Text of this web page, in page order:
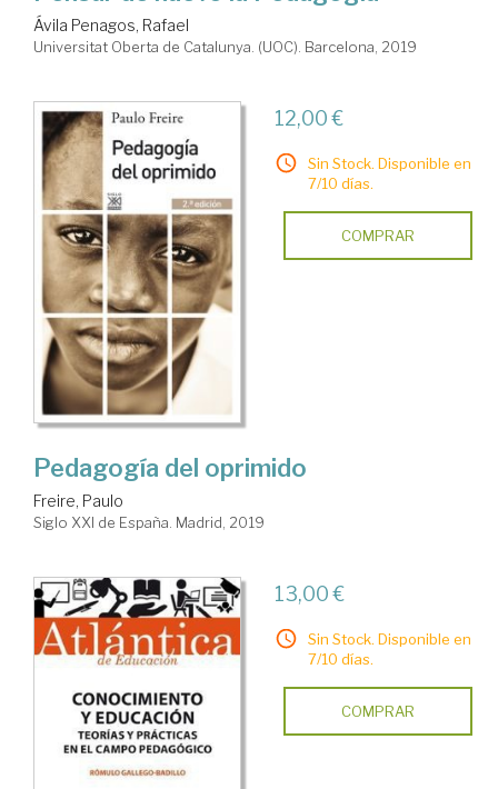
Ávila Penagos, Rafael
Universitat Oberta de Catalunya. (UOC). Barcelona, 2019
12,00 €
Sin Stock. Disponible en
7/10 días.
COMPRAR
Pedagogía del oprimido
Freire, Paulo
Siglo XXI de España. Madrid, 2019
13,00 €
Sin Stock. Disponible en
7/10 días.
COMPRAR